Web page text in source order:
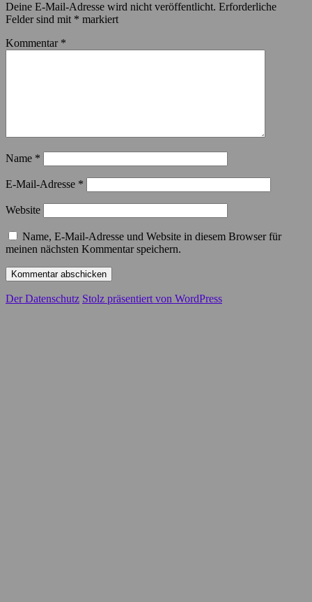
Deine E-Mail-Adresse wird nicht veröffentlicht. Erforderliche
Felder sind mit * markiert
Kommentar *
Name *
E-Mail-Adresse *
Website
Name, E-Mail-Adresse und Website in diesem Browser für
meinen nächsten Kommentar speichern.
Der Datenschutz Stolz präsentiert von WordPress